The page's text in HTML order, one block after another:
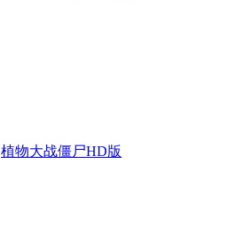
植物大战僵尸HD版